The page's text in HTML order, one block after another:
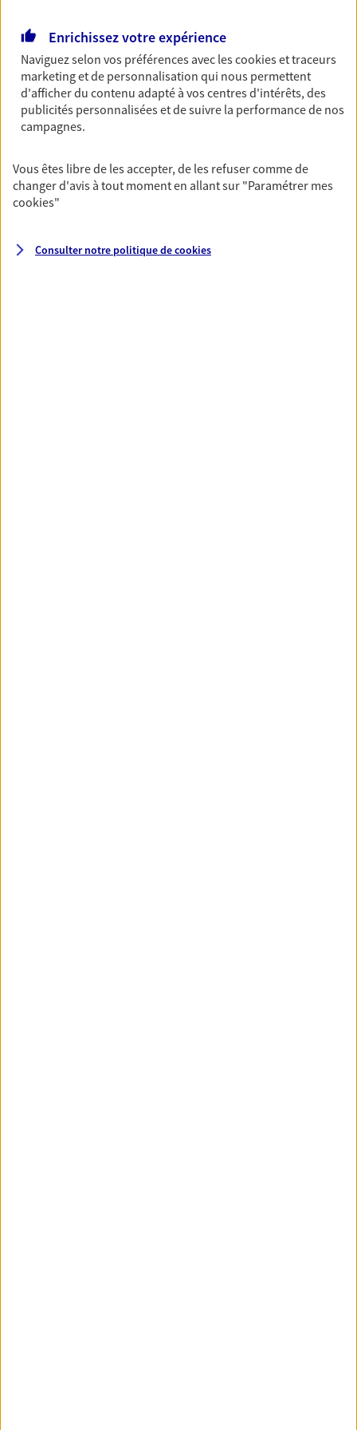
Multirisque Entreprise
Gagnez en simplicité et en sérénité avec votre
assurance multirisque entreprise. Un contrat
unique pour protéger vos locaux, matériels pro,
responsabilité civile.
Découvrir l'offre Multirisque Entreprise
Enrichissez votre expérience
Naviguez selon vos préférences avec lescookies et traceurs
marketing et de personnalisation qui nous permettent
d'afficher du contenu adapté à vos centres d'intérêts, des
publicités personnalisées et de suivre la performance de nos
campagnes.
Vous êtes libre de les accepter, de les refuser comme de
changer d'avis à tout moment en allant sur "Paramétrer mes
cookies"
Consulter notre politique decookies